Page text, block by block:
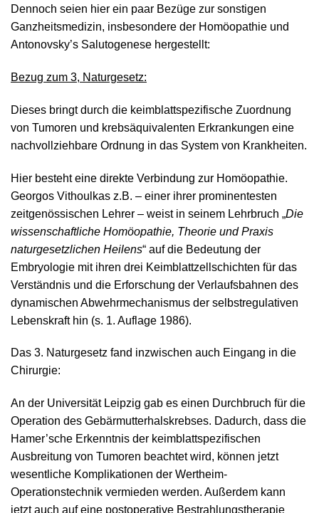
Dennoch seien hier ein paar Bezüge zur sonstigen
Ganzheitsmedizin, insbesondere der Homöopathie und
Antonovsky’s Salutogenese hergestellt:
Bezug zum 3, Naturgesetz:
Dieses bringt durch die keimblattspezifische Zuordnung
von Tumoren und krebsäquivalenten Erkrankungen eine
nachvollziehbare Ordnung in das System von Krankheiten.
Hier besteht eine direkte Verbindung zur Homöopathie.
Georgos Vithoulkas z.B. – einer ihrer prominentesten
zeitgenössischen Lehrer – weist in seinem Lehrbruch „Die
wissenschaftliche Homöopathie, Theorie und Praxis
naturgesetzlichen Heilens“ auf die Bedeutung der
Embryologie mit ihren drei Keimblattzellschichten für das
Verständnis und die Erforschung der Verlaufsbahnen des
dynamischen Abwehrmechanismus der selbstregulativen
Lebenskraft hin (s. 1. Auflage 1986).
Das 3. Naturgesetz fand inzwischen auch Eingang in die
Chirurgie:
An der Universität Leipzig gab es einen Durchbruch für die
Operation des Gebärmutterhalskrebses. Dadurch, dass die
Hamer’sche Erkenntnis der keimblattspezifischen
Ausbreitung von Tumoren beachtet wird, können jetzt
wesentliche Komplikationen der Wertheim-
Operationstechnik vermieden werden. Außerdem kann
jetzt auch auf eine postoperative Bestrahlungstherapie